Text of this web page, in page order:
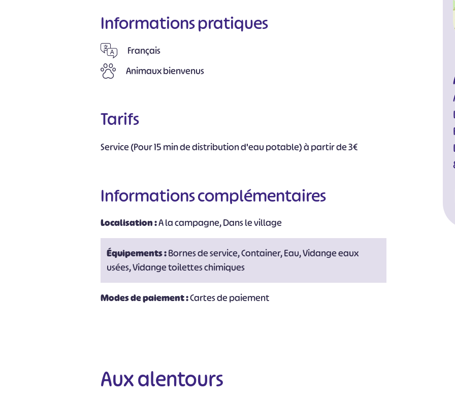
Informations pratiques
Français
Animaux bienvenus
Tarifs
Service (Pour 15 min de distribution d'eau potable) à partir de 3€
Informations complémentaires
Localisation :A la campagne, Dans le village
Équipements :Bornes de service, Container, Eau, Vidange eaux
usées, Vidange toilettes chimiques
Modes de paiement :Cartes de paiement
Aux alentours